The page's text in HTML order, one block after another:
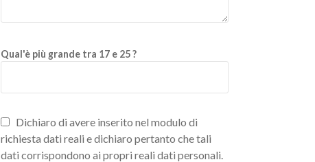
Qual'è più grande tra 17 e 25 ?
Dichiaro di avere inserito nel modulo di
richiesta dati reali e dichiaro pertanto che tali
dati corrispondono ai propri reali dati personali.